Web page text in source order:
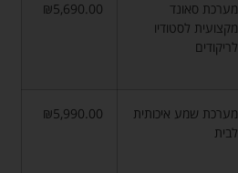
מערכת סאונד
מקצועית לסטודיו
לריקודים
₪5,690.00
מערכת שמע איכותית
לבית
₪5,990.00